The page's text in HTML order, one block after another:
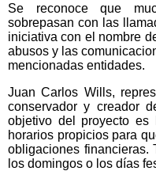
Se reconoce que
sobrepasan con las
iniciativa con el nombre
abusos y las
mencionadas entidades.
Juan Carlos Wills,
conservador y creador
objetivo del proyecto es
horarios propicios para
obligaciones financieras.
los domingos o los días